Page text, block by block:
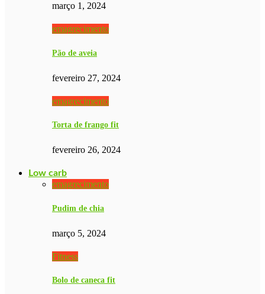
março 1, 2024
emagrecimento
Pão de aveia
fevereiro 27, 2024
emagrecimento
Torta de frango fit
fevereiro 26, 2024
Low carb
emagrecimento
Pudim de chia
março 5, 2024
Fitness
Bolo de caneca fit